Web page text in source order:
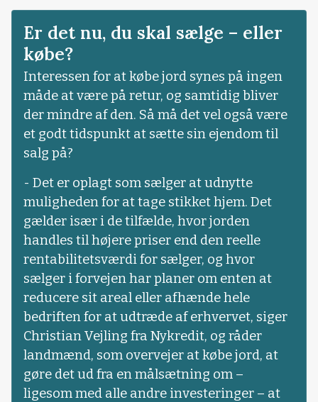
Er det nu, du skal sælge – eller
købe?
Interessen for at købe jord synes på ingen
måde at være på retur, og samtidig bliver
der mindre af den. Så må det vel også være
et godt tidspunkt at sætte sin ejendom til
salg på?
- Det er oplagt som sælger at udnytte
muligheden for at tage stikket hjem. Det
gælder især i de tilfælde, hvor jorden
handles til højere priser end den reelle
rentabilitetsværdi for sælger, og hvor
sælger i forvejen har planer om enten at
reducere sit areal eller afhænde hele
bedriften for at udtræde af erhvervet, siger
Christian Vejling fra Nykredit, og råder
landmænd, som overvejer at købe jord, at
gøre det ud fra en målsætning om –
ligesom med alle andre investeringer – at